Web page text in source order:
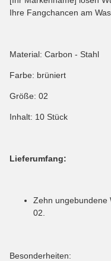
Ihre Fangchancen am
Material: Carbon - Stahl
Farbe: brüniert
Größe: 02
Inhalt: 10 Stück
Lieferumfang:
Zehn ungebundene
02.
Besonderheiten: